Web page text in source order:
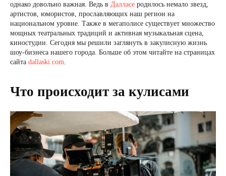
однако довольно важная. Ведь в Далласе родилось немало звезд,
артистов, юмористов, прославляющих наш регион на
национальном уровне. Также в мегаполисе существует множество
мощных театральных традиций и активная музыкальная сцена,
киностудии. Сегодня мы решили заглянуть в закулисную жизнь
шоу-бизнеса нашего города. Больше об этом читайте на страницах
сайта dallaski.com.
Что происходит за кулисами